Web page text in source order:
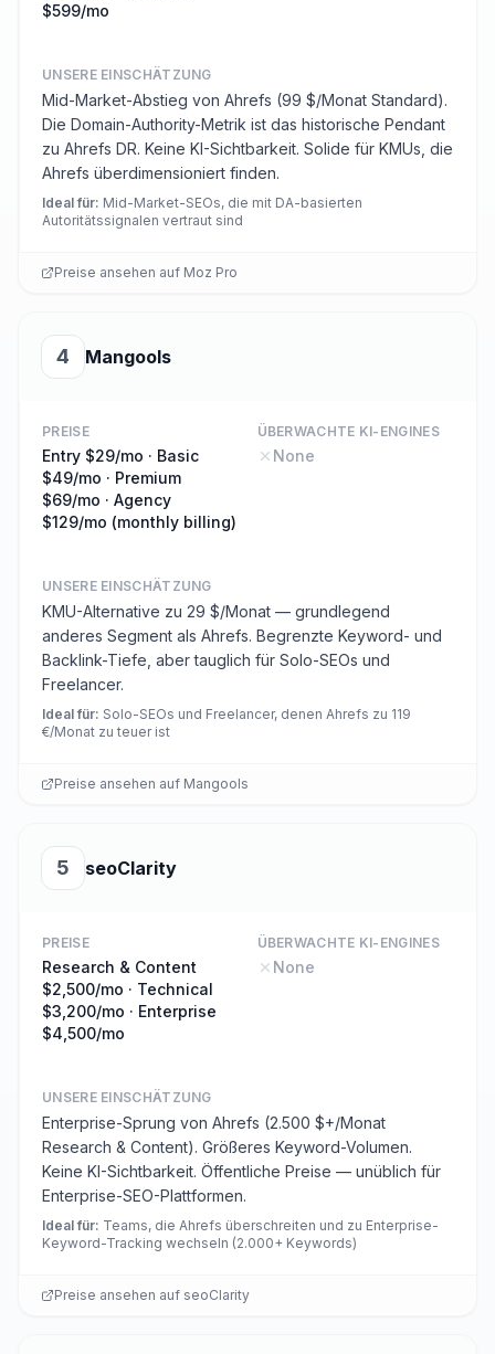
$599/mo
UNSERE EINSCHÄTZUNG
Mid-Market-Abstieg von Ahrefs (99 $/Monat Standard).
Die Domain-Authority-Metrik ist das historische Pendant
zu Ahrefs DR. Keine KI-Sichtbarkeit. Solide für KMUs, die
Ahrefs überdimensioniert finden.
Ideal für: Mid-Market-SEOs, die mit DA-basierten
Autoritätssignalen vertraut sind
Preise ansehen auf Moz Pro
4 Mangools
PREISE
Entry $29/mo · Basic
$49/mo · Premium
$69/mo · Agency
$129/mo (monthly billing)
ÜBERWACHTE KI-ENGINES
None
UNSERE EINSCHÄTZUNG
KMU-Alternative zu 29 $/Monat — grundlegend
anderes Segment als Ahrefs. Begrenzte Keyword- und
Backlink-Tiefe, aber tauglich für Solo-SEOs und
Freelancer.
Ideal für: Solo-SEOs und Freelancer, denen Ahrefs zu 119
€/Monat zu teuer ist
Preise ansehen auf Mangools
5 seoClarity
PREISE
Research & Content
$2,500/mo · Technical
$3,200/mo · Enterprise
$4,500/mo
ÜBERWACHTE KI-ENGINES
None
UNSERE EINSCHÄTZUNG
Enterprise-Sprung von Ahrefs (2.500 $+/Monat
Research & Content). Größeres Keyword-Volumen.
Keine KI-Sichtbarkeit. Öffentliche Preise — unüblich für
Enterprise-SEO-Plattformen.
Ideal für: Teams, die Ahrefs überschreiten und zu Enterprise-
Keyword-Tracking wechseln (2.000+ Keywords)
Preise ansehen auf seoClarity